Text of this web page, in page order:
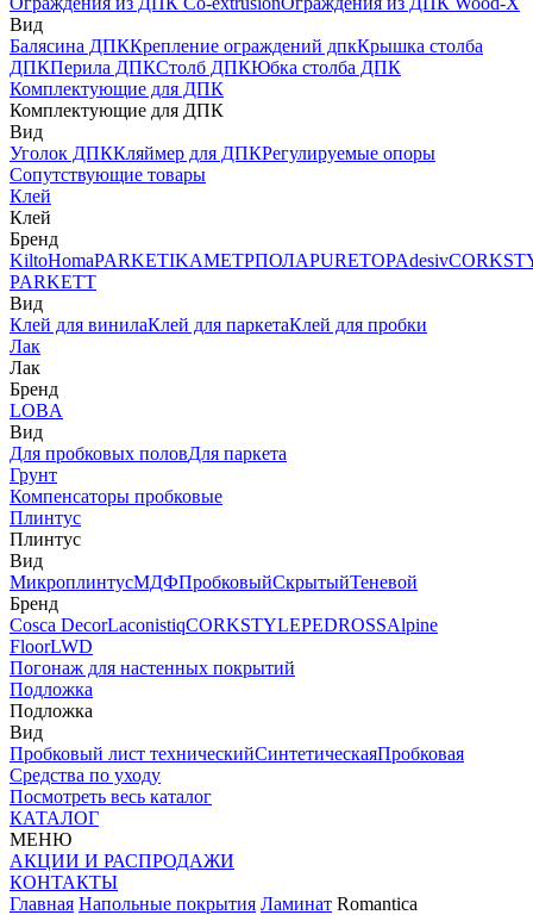
Вид
Балясина ДПККрепление ограждений дпкКрышка столба
ДПКПерила ДПКСтолб ДПКЮбка столба ДПК
Комплектующие для ДПК
Комплектующие для ДПК
Вид
Уголок ДПККляймер для ДПКРегулируемые опоры
Сопутствующие товары
Клей
Клей
Бренд
KiltoHomaPARKETIKAМЕТРПОЛАPURETOPAdesiv
PARKETT
Вид
Клей для винилаКлей для паркетаКлей для пробки
Лак
Лак
Бренд
LOBA
Вид
Для пробковых половДля паркета
Грунт
Компенсаторы пробковые
Плинтус
Плинтус
Вид
МикроплинтусМДФПробковыйСкрытыйТеневой
Бренд
Cosca DecorLaconistiqCORKSTYLEPEDROSSAlpine
FloorLWD
Погонаж для настенных покрытий
Подложка
Подложка
Вид
Пробковый лист техническийСинтетическаяПробковая
Средства по уходу
Посмотреть весь каталог
КАТАЛОГ
МЕНЮ
АКЦИИ И РАСПРОДАЖИ
КОНТАКТЫ
Главная Напольные покрытия Ламинат Romantica